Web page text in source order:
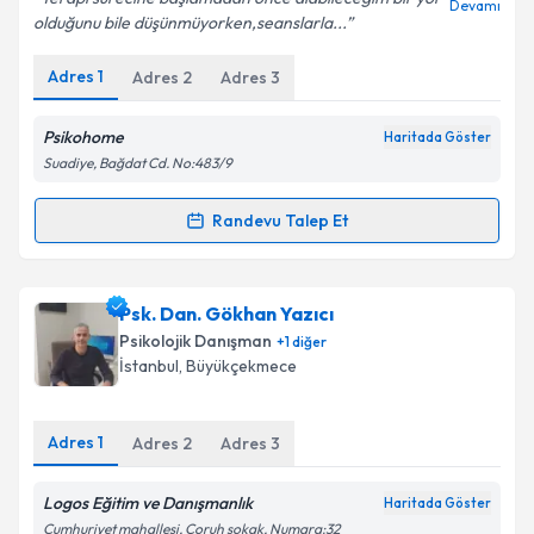
Kişisel verilerimin işlenmesine ilişkinAydınlatma
Metni
'ni okudum ve kişisel verilerimin belirtilen
kapsamda işlenmesini kabul ediyorum.
Takvim Talebini Gönder
olduğunu bile düşünmüyorken,seanslarla...
Devamı
Adres 1 Adres 2 Adres 3
Psikohome Haritada Göster
Suadiye, Bağdat Cd. No:483/9
Randevu Talep Et
Randevu Takvimi Talebi
Uzm. Psk. Elif Özorpakiçin randevu takvimi talebi
oluşturun. Size bu uzmandan randevu almanız için bir
takvim hazırlandığında e-posta ile bilgilendireceğiz.
Kişisel verilerimin işlenmesine ilişkin
Psk. Dan. Gökhan Yazıcı
Psikolojik Danışman +1diğer
İstanbul, Büyükçekmece
Adres 1 Adres 2 Adres 3
Logos Eğitim ve Danışmanlık Haritada Göster
Cumhuriyet mahallesi, Çoruh sokak, Numara:32